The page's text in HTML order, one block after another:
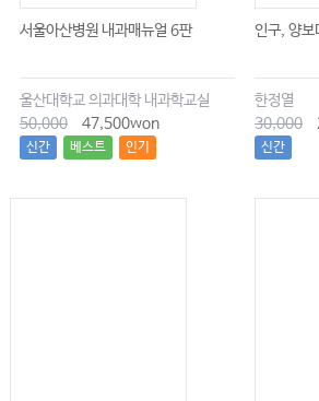
서울아산병원 내과매뉴얼 6판
울산대학교 의과대학 내과학교실
50,000
47,500won
신간 베스트 인기
인구, 양보
한정열
30,000
신간